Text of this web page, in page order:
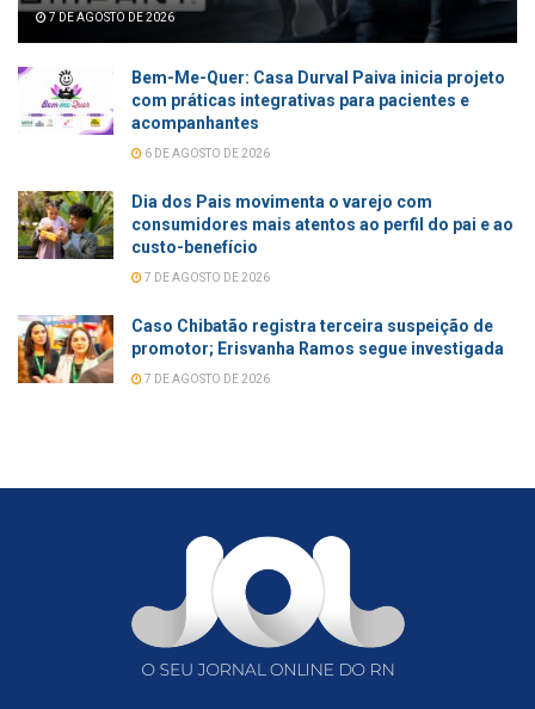
7 DE AGOSTO DE 2026
Bem-Me-Quer: Casa Durval Paiva inicia projeto
com práticas integrativas para pacientes e
acompanhantes
6 DE AGOSTO DE 2026
Dia dos Pais movimenta o varejo com
consumidores mais atentos ao perfil do pai e ao
custo-benefício
7 DE AGOSTO DE 2026
Caso Chibatão registra terceira suspeição de
promotor; Erisvanha Ramos segue investigada
7 DE AGOSTO DE 2026